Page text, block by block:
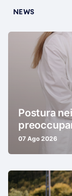
NEWS
Postura
07 Ago 2026